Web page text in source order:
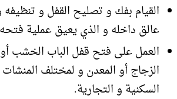
القيام بفك و تصليح القفل و تنظيفه
عالق داخله و الذي يعيق عملية
العمل على فتح قفل الباب الخشب أو
الزجاج أو المعدن و لمختلف
السكنية و التجارية.